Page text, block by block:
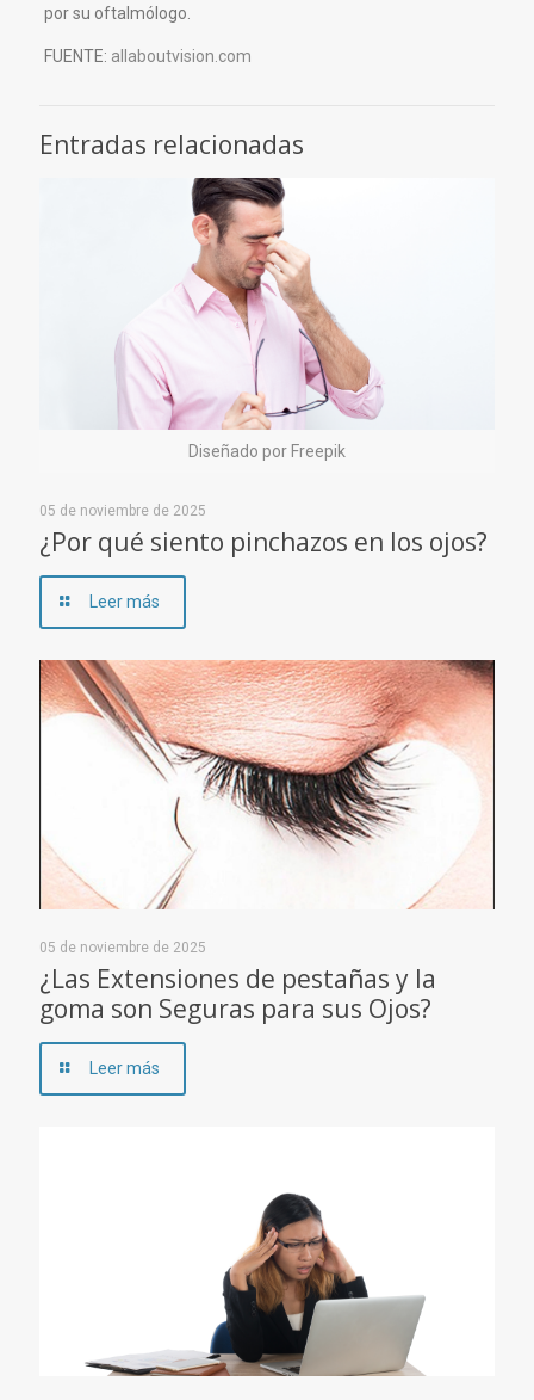
por su oftalmólogo.
FUENTE: allaboutvision.com
Entradas relacionadas
Diseñado por Freepik
05 de noviembre de 2025
¿Por qué siento pinchazos en los ojos?
Leer más
05 de noviembre de 2025
¿Las Extensiones de pestañas y la
goma son Seguras para sus Ojos?
Leer más